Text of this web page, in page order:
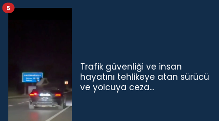
Trafik güvenliği ve insan
hayatını tehlikeye atan sürücü
ve yolcuya ceza...
5